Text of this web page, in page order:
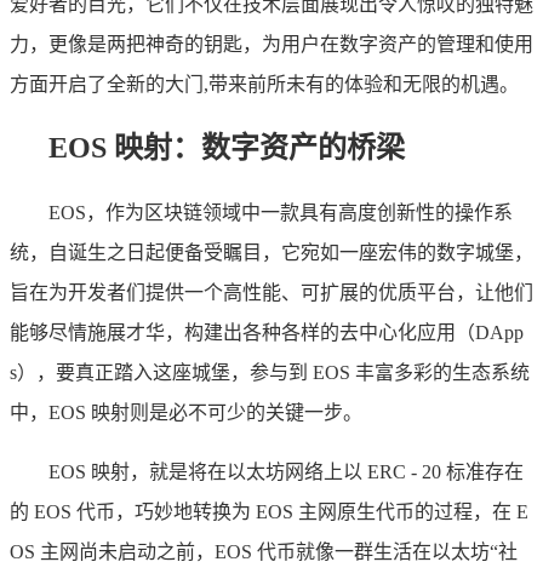
力，更像是两把神奇的钥匙，为用户在数字资产的管理和使用
方面开启了全新的大门,带来前所未有的体验和无限的机遇。
EOS 映射：数字资产的桥梁
EOS，作为区块链领域中一款具有高度创新性的操作系
统，自诞生之日起便备受瞩目，它宛如一座宏伟的数字城堡，
旨在为开发者们提供一个高性能、可扩展的优质平台，让他们
能够尽情施展才华，构建出各种各样的去中心化应用（DApp
s），要真正踏入这座城堡，参与到 EOS 丰富多彩的生态系统
中，EOS 映射则是必不可少的关键一步。
EOS 映射，就是将在以太坊网络上以 ERC - 20 标准存在
的 EOS 代币，巧妙地转换为 EOS 主网原生代币的过程，在 E
OS 主网尚未启动之前，EOS 代币就像一群生活在以太坊“社